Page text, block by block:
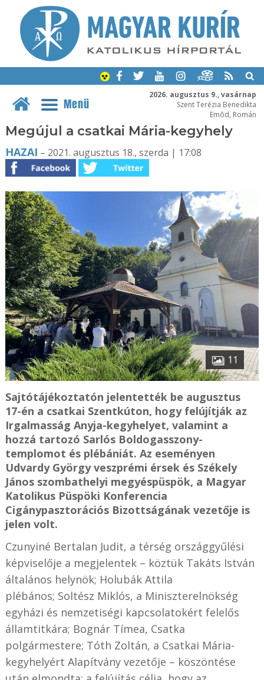
2026. augusztus 9., vasárnap
Szent Terézia Benedikta
Emõd, Román
Menü
Megújul a csatkai Mária-kegyhely
HAZAI – 2021. augusztus 18., szerda | 17:08
11
Sajtótájékoztatón jelentették be augusztus
17-én a csatkai Szentkúton, hogy felújítják az
Irgalmasság Anyja-kegyhelyet, valamint a
hozzá tartozó Sarlós Boldogasszony-
templomot és plébániát. Az eseményen
Udvardy György veszprémi érsek és Székely
János szombathelyi megyéspüspök, a Magyar
Katolikus Püspöki Konferencia
Cigánypasztorációs Bizottságának vezetője is
jelen volt.
Czunyiné Bertalan Judit, a térség országgyűlési
képviselője a megjelentek – köztük Takáts István
általános helynök; Holubák Attila
plébános; Soltész Miklós, a Miniszterelnökség
egyházi és nemzetiségi kapcsolatokért felelős
államtitkára; Bognár Tímea, Csatka
polgármestere; Tóth Zoltán, a Csatkai Mária-
kegyhelyért Alapítvány vezetője – köszöntése